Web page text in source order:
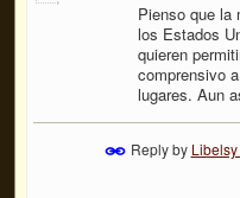
Pienso que la
los Estados
quieren
comprensivo
lugares. Aun
Reply by